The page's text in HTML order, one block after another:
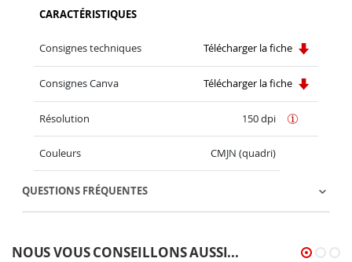
CARACTÉRISTIQUES
Consignes techniques Télécharger la fiche
Consignes Canva Télécharger la fiche
Résolution 150 dpi
Couleurs CMJN (quadri)
QUESTIONS FRÉQUENTES
NOUS VOUS CONSEILLONS AUSSI...